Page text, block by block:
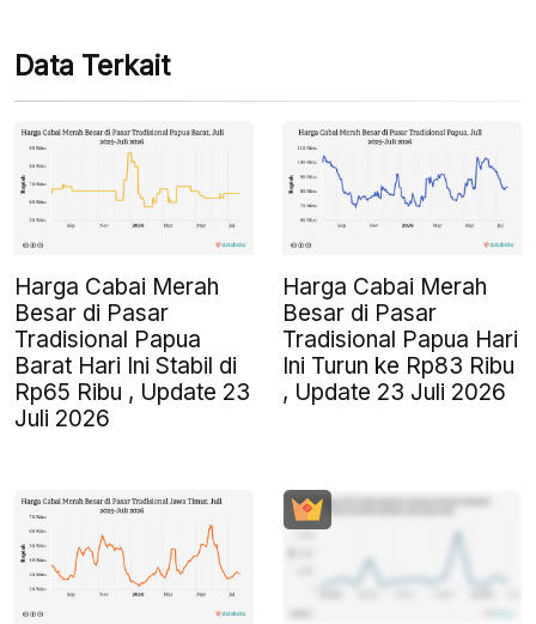
Data Terkait
Harga Cabai Merah
Besar di Pasar
Tradisional Papua
Barat Hari Ini Stabil di
Rp65 Ribu , Update 23
Juli 2026
Harga Cabai Merah
Besar di Pasar
Tradisional Papua Hari
Ini Turun ke Rp83 Ribu
, Update 23 Juli 2026